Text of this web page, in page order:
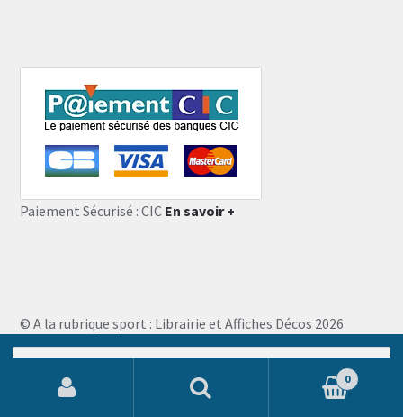
Paiement Sécurisé : CIC En savoir +
© A la rubrique sport : Librairie et Affiches Décos 2026
Storefront designed byWooThemes.
Recherche
0